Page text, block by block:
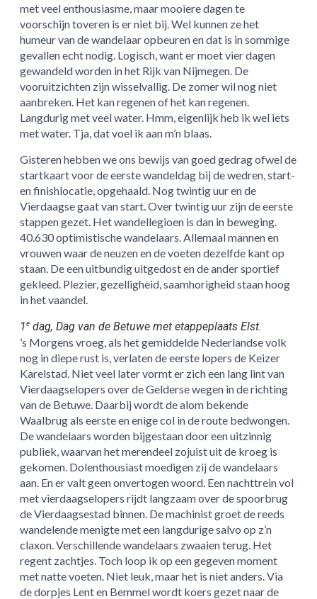
met veel enthousiasme, maar mooiere dagen te
voorschijn toveren is er niet bij. Wel kunnen ze het
humeur van de wandelaar opbeuren en dat is in sommige
gevallen echt nodig. Logisch, want er moet vier dagen
gewandeld worden in het Rijk van Nijmegen. De
vooruitzichten zijn wisselvallig. De zomer wil nog niet
aanbreken. Het kan regenen of het kan regenen.
Langdurig met veel water. Hmm, eigenlijk heb ik wel iets
met water. Tja, dat voel ik aan m’n blaas.
Gisteren hebben we ons bewijs van goed gedrag ofwel de
startkaart voor de eerste wandeldag bij de wedren, start-
en finishlocatie, opgehaald. Nog twintig uur en de
Vierdaagse gaat van start. Over twintig uur zijn de eerste
stappen gezet. Het wandellegioen is dan in beweging.
40.630 optimistische wandelaars. Allemaal mannen en
vrouwen waar de neuzen en de voeten dezelfde kant op
staan. De een uitbundig uitgedost en de ander sportief
gekleed. Plezier, gezelligheid, saamhorigheid staan hoog
in het vaandel.
1e dag, Dag van de Betuwe met etappeplaats Elst.
’s Morgens vroeg, als het gemiddelde Nederlandse volk
nog in diepe rust is, verlaten de eerste lopers de Keizer
Karelstad. Niet veel later vormt er zich een lang lint van
Vierdaagselopers over de Gelderse wegen in de richting
van de Betuwe. Daarbij wordt de alom bekende
Waalbrug als eerste en enige col in de route bedwongen.
De wandelaars worden bijgestaan door een uitzinnig
publiek, waarvan het merendeel zojuist uit de kroeg is
gekomen. Dolenthousiast moedigen zij de wandelaars
aan. En er valt geen onvertogen woord. Een nachttrein vol
met vierdaagselopers rijdt langzaam over de spoorbrug
de Vierdaagsestad binnen. De machinist groet de reeds
wandelende menigte met een langdurige salvo op z’n
claxon. Verschillende wandelaars zwaaien terug. Het
regent zachtjes. Toch loop ik op een gegeven moment
met natte voeten. Niet leuk, maar het is niet anders. Via
de dorpjes Lent en Bemmel wordt koers gezet naar de